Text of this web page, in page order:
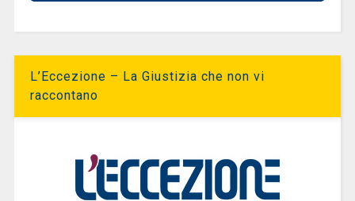
L’Eccezione – La Giustizia che non vi
raccontano